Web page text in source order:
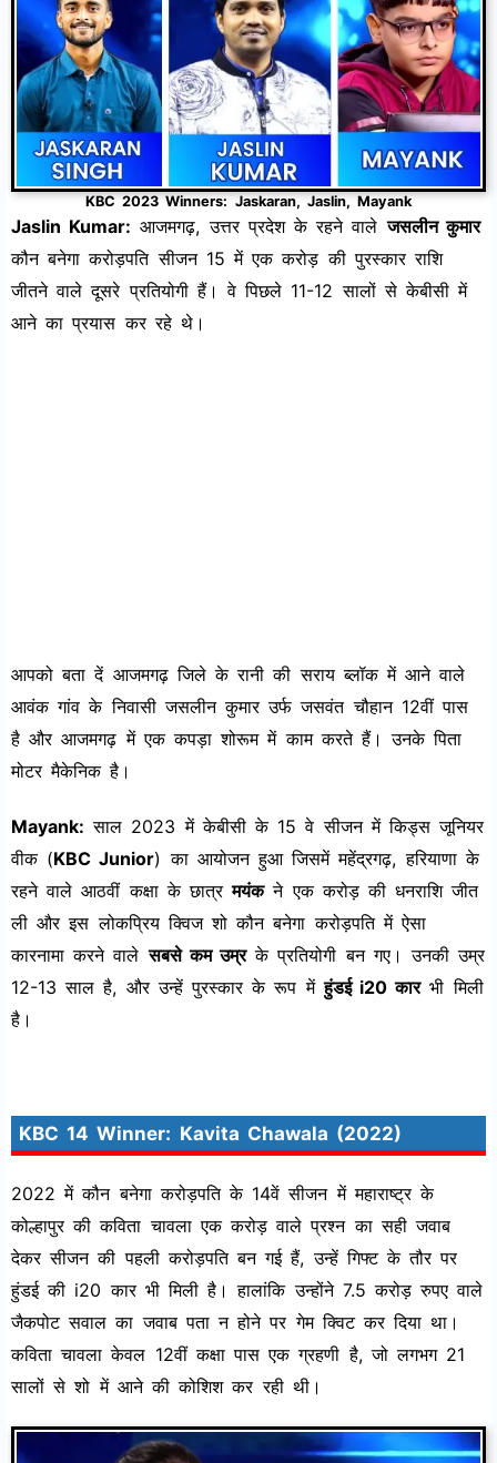
KBC 2023 Winners: Jaskaran, Jaslin, Mayank
Jaslin Kumar: आजमगढ़, उत्तर प्रदेश के रहने वालेजसलीन कुमार
कौन बनेगा करोड़पति सीजन 15 में एक करोड़ की पुरस्कार राशि
जीतने वाले दूसरे प्रतियोगी हैं। वे पिछले 11-12 सालों से केबीसी में
आने का प्रयास कर रहे थे।
आपको बता दें आजमगढ़ जिले के रानी की सराय ब्लॉक में आने वाले
आवंक गांव के निवासी जसलीन कुमार उर्फ जसवंत चौहान 12वीं पास
है और आजमगढ़ में एक कपड़ा शोरूम में काम करते हैं। उनके पिता
मोटर मैकेनिक है।
Mayank: साल 2023 में केबीसी के 15 वे सीजन में किड्स जूनियर
वीक (KBC Junior) का आयोजन हुआ जिसमें महेंद्रगढ़, हरियाणा के
रहने वाले आठवीं कक्षा के छात्रमयंकने एक करोड़ की धनराशि जीत
ली और इस लोकप्रिय क्विज शो कौन बनेगा करोड़पति में ऐसा
कारनामा करने वालेसबसे कम उम्रके प्रतियोगी बन गए। उनकी उम्र
12-13 साल है, और उन्हें पुरस्कार के रूप मेंहुंडई i20 कारभी मिली
है।
KBC 14 Winner: Kavita Chawala (2022)
2022 में कौन बनेगा करोड़पति के 14वें सीजन में महाराष्ट्र के
कोल्हापुर की कविता चावला एक करोड़ वाले प्रश्न का सही जवाब
देकर सीजन की पहली करोड़पति बन गई हैं, उन्हें गिफ्ट के तौर पर
हुंडई की i20 कार भी मिली है। हालांकि उन्होंने 7.5 करोड़ रुपए वाले
जैकपोट सवाल का जवाब पता न होने पर गेम क्विट कर दिया था।
कविता चावला केवल 12वीं कक्षा पास एक ग्रहणी है, जो लगभग 21
सालों से शो में आने की कोशिश कर रही थी।